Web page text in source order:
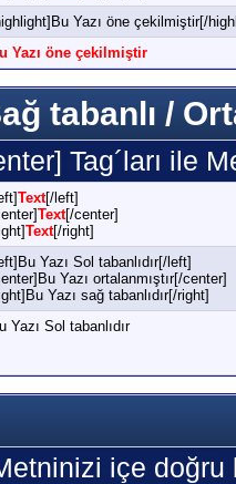
Yazı öne çekilmiştir[/
Yazı öne çekilmiştir
tabanlı /
Tag´ları ile
Text[/left]
Text[/center]
Text[/right]
Yazı Sol tabanlıdır[/left]
Yazı ortalanmıştır[/center]
Yazı sağ tabanlıdır[/right]
Yazı Sol tabanlıdır
içe